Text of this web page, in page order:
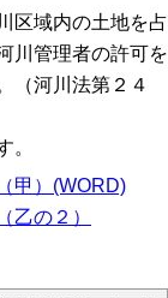
区域内の土地を占
川管理者の許可を
（河川法第２４
。
甲）(WORD)
乙の２）